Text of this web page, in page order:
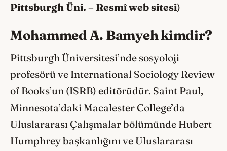
Pittsburgh Üni. – Resmî web sitesi)
Mohammed A. Bamyeh kimdir?
Pittsburgh Üniversitesi’nde sosyoloji
profesörü ve International Sociology Review
of Books’un (ISRB) editörüdür. Saint Paul,
Minnesota’daki Macalester College’da
Uluslararası Çalışmalar bölümünde Hubert
Humphrey başkanlığını ve Uluslararası